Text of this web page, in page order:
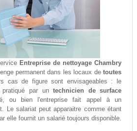
Entreprise de nettoyage Chambry
permanent dans les locaux detoutes
cas de figure sont envisageables : le
pratiqué par untechnicien de surface
ou bien l'entreprise fait appel à un
Le salariat peut apparaitre comme étant
elle fournit un salarié toujours disponible.